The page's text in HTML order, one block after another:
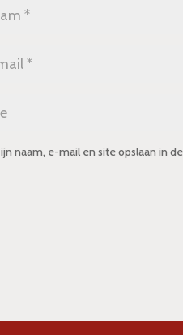
naam, e-mail en site opslaan in